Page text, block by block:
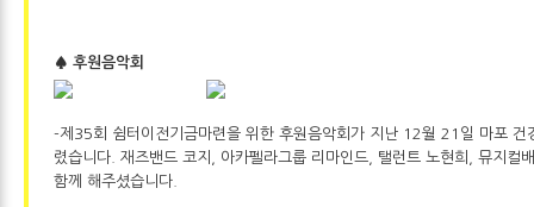
♠ 후원음악회
-제35회 쉼터이전기금마련을 위한 후원음악회가 지난 12월 21일 마포 건
렸습니다. 재즈밴드 코지, 아카펠라그룹 리마인드, 탤런트 노현희, 뮤지컬
함께 해주셨습니다.